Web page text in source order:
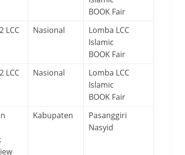
BOOK Fair
LCC Nasional
Lomba LCC
Islamic
BOOK Fair
LCC Nasional
Lomba LCC
Islamic
BOOK Fair
Kabupaten
Pasanggiri
Nasyid